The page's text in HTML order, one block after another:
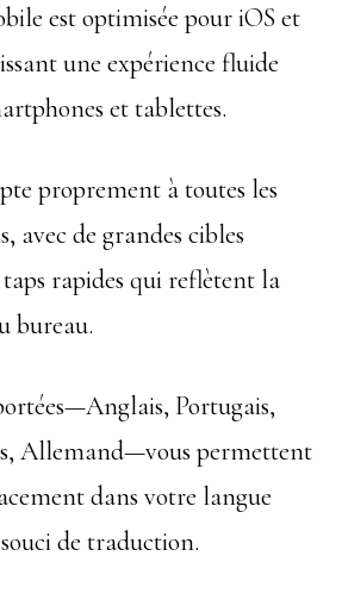
est optimisée pour iOS et
une expérience fluide
et tablettes.
proprement à toutes les
avec de grandes cibles
rapides qui reflètent la
bureau.
Portugais,
Allemand—vous permettent
dans votre langue
de traduction.